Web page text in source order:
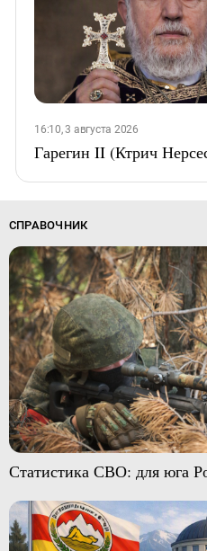
16:10, 3 августа 2026
Гарегин II (Ктрич
СПРАВОЧНИК
Статистика СВО: для юга